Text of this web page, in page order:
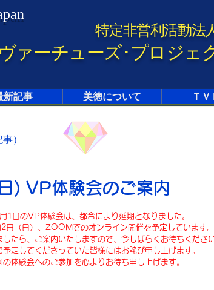
特定非営利活動法
ヴァーチューズ･プロジェ
新記事 美徳について ＴＶ
）
) VP体験会のご案内
1日のVP体験会は、都合により延期となりました。
日（日）、ZOOMでのオンライン開催を予定しています。
たら、ご案内いたしますので、今しばらくお待ちください
予定してくださっていた皆様にはお詫び申し上げます。
の体験会へのご参加を心よりお待ち申し上げます。